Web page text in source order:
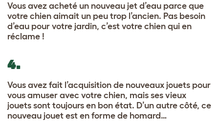
Vous avez acheté un nouveau jet d’eau parce que
votre chien aimait un peu trop l’ancien. Pas besoin
d’eau pour votre jardin, c’est votre chien qui en
réclame !
4.
Vous avez fait l’acquisition de nouveaux jouets pour
vous amuser avec votre chien, mais ses vieux
jouets sont toujours en bon état. D’un autre côté, ce
nouveau jouet est en forme de homard…